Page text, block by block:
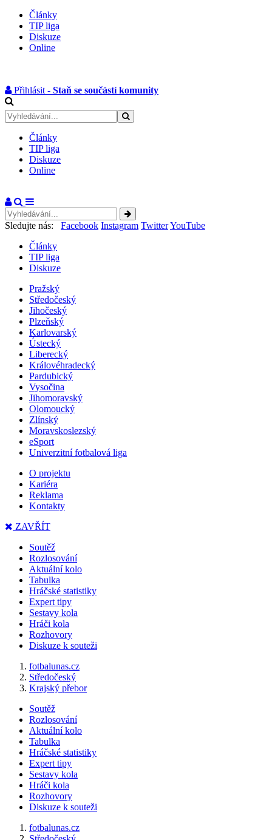
Články
TIP liga
Diskuze
Online
Přihlásit - Staň se součástí komunity
Články
TIP liga
Diskuze
Online
Sledujte nás: Facebook Instagram TwitterYouTube
Články
TIP liga
Diskuze
Pražský
Středočeský
Jihočeský
Plzeňský
Karlovarský
Ústecký
Liberecký
Královéhradecký
Pardubický
Vysočina
Jihomoravský
Olomoucký
Zlínský
Moravskoslezský
eSport
Univerzitní fotbalová liga
O projektu
Kariéra
Reklama
Kontakty
ZAVŘÍT
Soutěž
Rozlosování
Aktuální kolo
Tabulka
Hráčské statistiky
Expert tipy
Sestavy kola
Hráči kola
Rozhovory
Diskuze k souteži
fotbalunas.cz
Středočeský
Krajský přebor
Soutěž
Rozlosování
Aktuální kolo
Tabulka
Hráčské statistiky
Expert tipy
Sestavy kola
Hráči kola
Rozhovory
Diskuze k souteži
fotbalunas.cz